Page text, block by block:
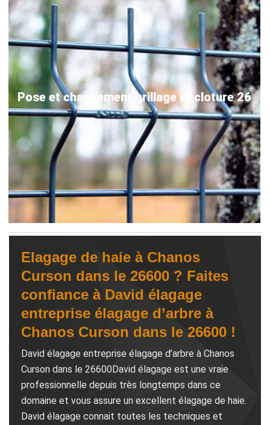
Pose et changement grillage et cloture 26
Elagage de haie à Chanos
Curson dans le 26600 ? Faites
confiance à David élagage
entreprise élagage d’arbre à
Chanos Curson dans le 26600 !
David élagage entreprise élagage d’arbre à Chanos
Curson dans le 26600David élagage est une vraie
professionnelle depuis très longtemps dans ce
domaine et vous assure un excellent élagage de haie.
David élagage connait toutes les techniques et